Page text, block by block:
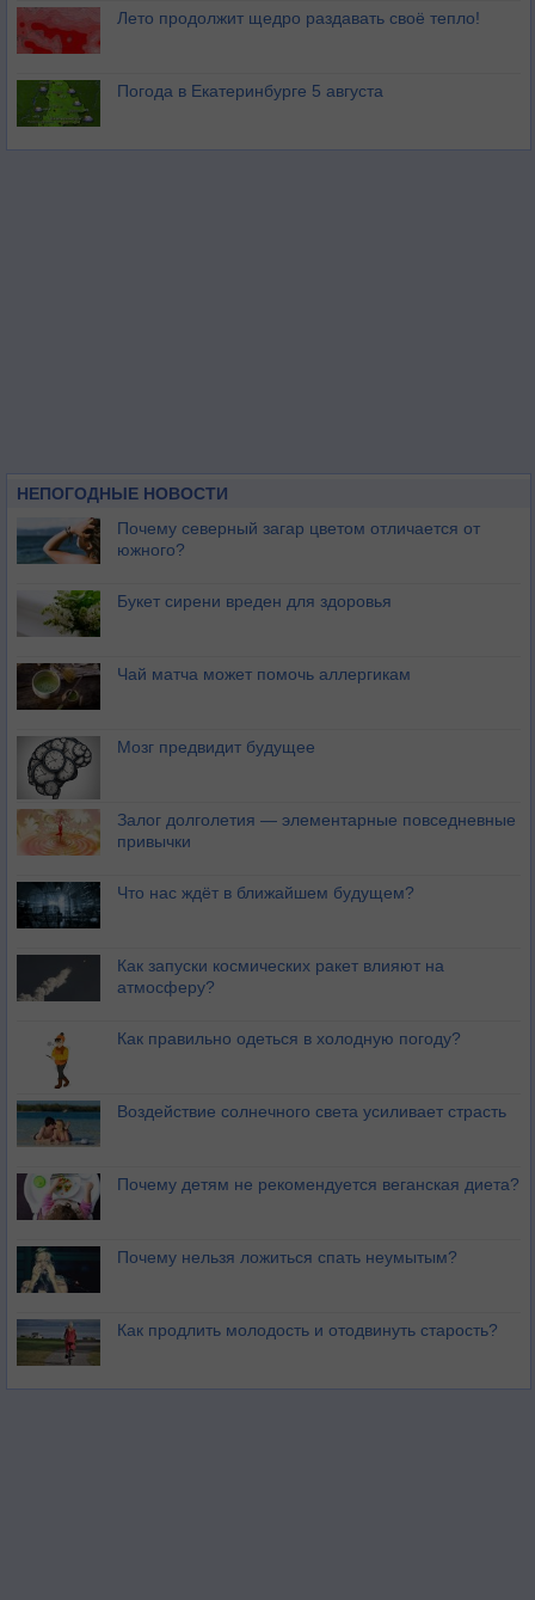
Лето продолжит щедро раздавать своё тепло!
Погода в Екатеринбурге 5 августа
НЕПОГОДНЫЕ НОВОСТИ
Почему северный загар цветом отличается от
южного?
Букет сирени вреден для здоровья
Чай матча может помочь аллергикам
Мозг предвидит будущее
Залог долголетия — элементарные повседневные
привычки
Что нас ждёт в ближайшем будущем?
Как запуски космических ракет влияют на
атмосферу?
Как правильно одеться в холодную погоду?
Воздействие солнечного света усиливает страсть
Почему детям не рекомендуется веганская диета?
Почему нельзя ложиться спать неумытым?
Как продлить молодость и отодвинуть старость?